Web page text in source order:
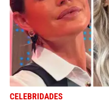
CELEBRIDADES